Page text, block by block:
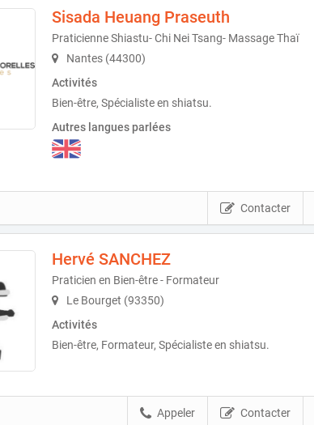
Sisada Heuang Praseuth
Praticienne Shiastu- Chi Nei Tsang- Massage Thaï
Nantes (44300)
Activités
Bien-être, Spécialiste en shiatsu.
Autres langues parlées
Contacter
Hervé SANCHEZ
Praticien en Bien-être - Formateur
Le Bourget (93350)
Activités
Bien-être, Formateur, Spécialiste en shiatsu.
Contacter
Appeler